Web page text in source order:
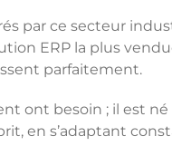
par ce secteur
ERP la plus
parfaitement.
ont besoin ; il est
en s’adaptant